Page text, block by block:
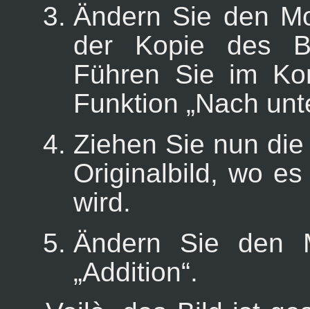
Ändern Sie den
der Kopie des
Führen Sie im
Funktion „Nach
Ziehen Sie nun
Originalbild, wo
wird.
Ändern Sie den
„Addition“.